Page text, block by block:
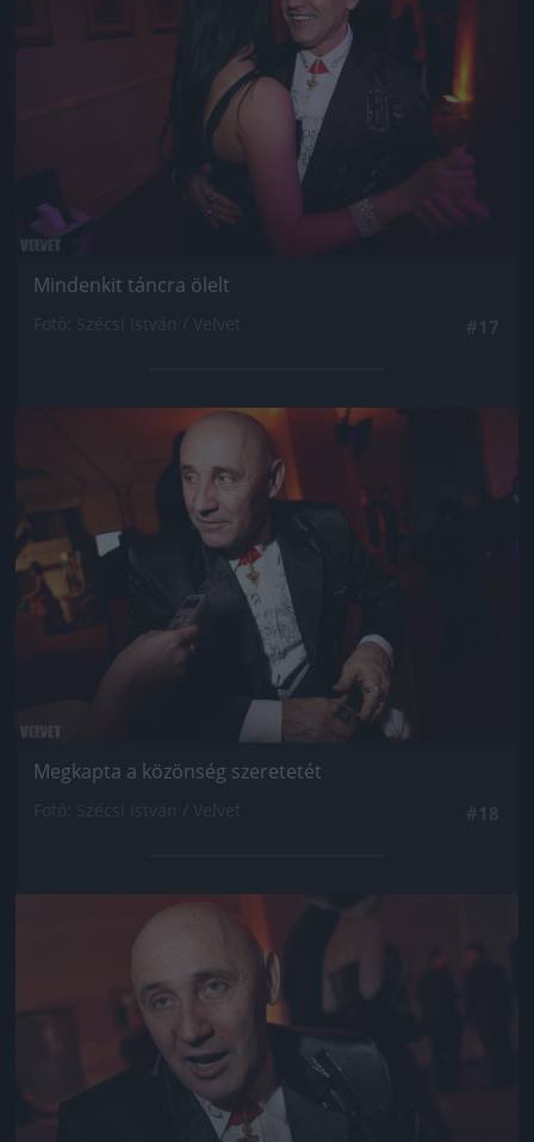
Mindenkit táncra ölelt
Jön még kép!
Megkapta a közönség szeretetét
Jön még kép!